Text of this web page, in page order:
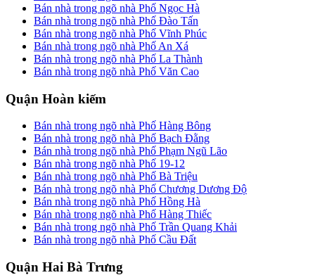
Bán nhà trong ngõ nhà Phố Ngọc Hà
Bán nhà trong ngõ nhà Phố Đào Tấn
Bán nhà trong ngõ nhà Phố Vĩnh Phúc
Bán nhà trong ngõ nhà Phố An Xá
Bán nhà trong ngõ nhà Phố La Thành
Bán nhà trong ngõ nhà Phố Văn Cao
Quận Hoàn kiếm
Bán nhà trong ngõ nhà Phố Hàng Bông
Bán nhà trong ngõ nhà Phố Bạch Đằng
Bán nhà trong ngõ nhà Phố Phạm Ngũ Lão
Bán nhà trong ngõ nhà Phố 19-12
Bán nhà trong ngõ nhà Phố Bà Triệu
Bán nhà trong ngõ nhà Phố Chương Dương Độ
Bán nhà trong ngõ nhà Phố Hồng Hà
Bán nhà trong ngõ nhà Phố Hàng Thiếc
Bán nhà trong ngõ nhà Phố Trần Quang Khải
Bán nhà trong ngõ nhà Phố Cầu Đất
Quận Hai Bà Trưng